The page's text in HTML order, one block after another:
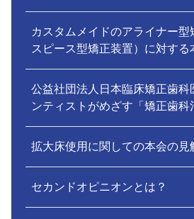
カスタムメイドのアライナー型
スピース型矯正装置）に対する
公益社団法人日本臨床矯正歯科
ンティストがめざす「矯正歯科
拡大床使用に関しての本会の見
セカンドオピニオンとは？